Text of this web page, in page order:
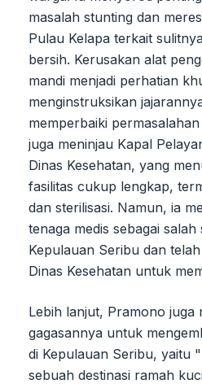
masalah stunting dan
Pulau Kelapa terkait
bersih. Kerusakan alat
mandi menjadi perhatian
menginstruksikan
memperbaiki
juga meninjau Kapal
Dinas Kesehatan, yang
fasilitas cukup lengkap,
dan sterilisasi. Namun, ia
tenaga medis sebagai
Kepulauan Seribu dan
Dinas Kesehatan untuk
Lebih lanjut, Pramono juga
gagasannya untuk
di Kepulauan Seribu, yaitu
sebuah destinasi ramah